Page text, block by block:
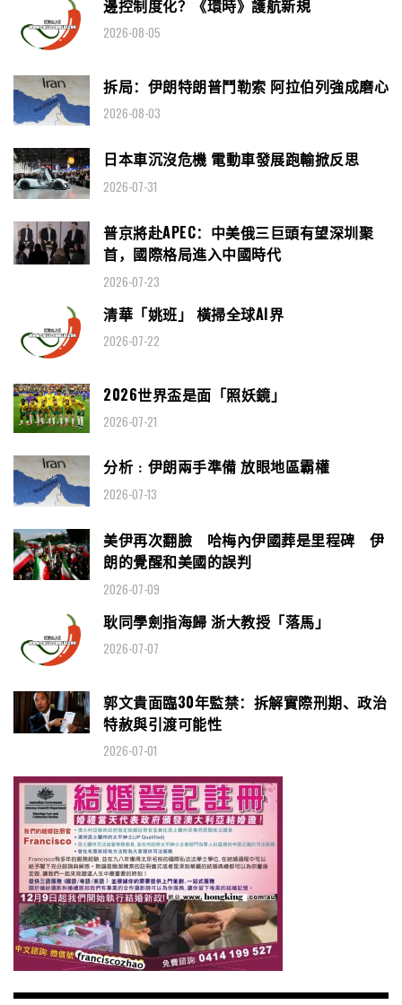
邊控制度化？《環時》護航新規
2026-08-05
拆局：伊朗特朗普鬥勒索 阿拉伯列強成磨心
2026-08-03
日本車沉沒危機 電動車發展跑輸掀反思
2026-07-31
普京將赴APEC：中美俄三巨頭有望深圳聚
首，國際格局進入中國時代
2026-07-23
清華「姚班」 橫掃全球AI界
2026-07-22
2026世界盃是面「照妖鏡」
2026-07-21
分析﹕伊朗兩手準備 放眼地區霸權
2026-07-13
美伊再次翻臉 哈梅內伊國葬是里程碑 伊
朗的覺醒和美國的誤判
2026-07-09
耿同學劍指海歸 浙大教授「落馬」
2026-07-07
郭文貴面臨30年監禁：拆解實際刑期、政治
特赦與引渡可能性
2026-07-01